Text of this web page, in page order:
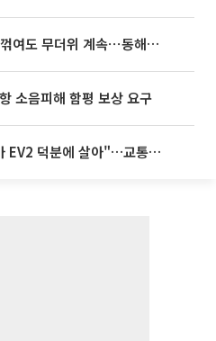
[내일 날씨] 폭염 한풀 꺾여도 무더위 계속⋯동해안 이틀 연속 비
소음피해 함평 보상 요구
'굿 윌 헌팅' 배우 "기아 EV2 덕분에 살아"…교통사고 후 안전성 극찬